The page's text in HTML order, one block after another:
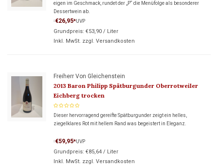
eigen im Geschmack, rundet der „P“ die Menüfolge als besonderer
Dessertwein ab.
*€26,95*UVP
Grundpreis: €53,90 / Liter
Inkl. MwSt. zzgl. Versandkosten
Freiherr Von Gleichenstein
2013 Baron Philipp Spätburgunder Oberrotweiler
Eichberg trocken
Dieser hervorragend gereifte Spätburgunder zeigt ein helles,
ziegelklares Rot mit hellem Rand was begeistert in Eleganz.
*€59,95*UVP
Grundpreis: €85,64 / Liter
Inkl. MwSt. zzgl. Versandkosten